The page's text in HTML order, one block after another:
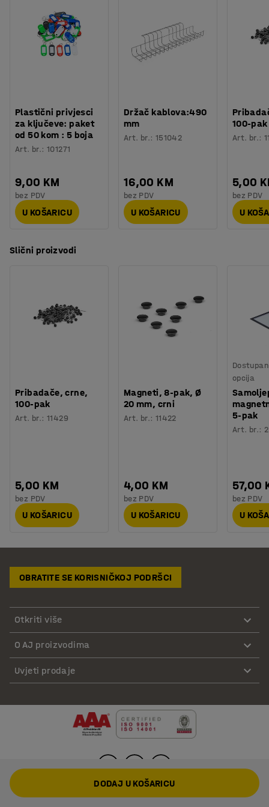
Platno je postavljeno u kučište radi zaštite od oštećenja,
prašine sl. Kučište je prilagođeno za montažu na zid ili
strop i možete ga lako učvrstiti s pripadajućim
Plastični privjesci
za ključeve: paket
od 50 kom : 5 boja
Art. br.:101271
9,00 KM
bez PDV
U KOŠARICU
Držač kablova:490
mm
Art. br.: 151042
16,00 KM
bez PDV
U KOŠARICU
100-pak
Art. br.:
5,00
bez PDV
U
Slični proizvodi
Pribadače, crne,
100-pak
Art. br.:11429
5,00 KM
bez PDV
U KOŠARICU
Magneti, 8-pak, Ø
20 mm, crni
Art. br.: 11422
4,00 KM
bez PDV
U KOŠARICU
opcija
5-pak
Art. br.:
57,00
bez PDV
U
OBRATITE SE KORISNIČKOJ PODRŠCI
Otkriti više
O AJ proizvodima
Uvjeti prodaje
DODAJ U KOŠARICU